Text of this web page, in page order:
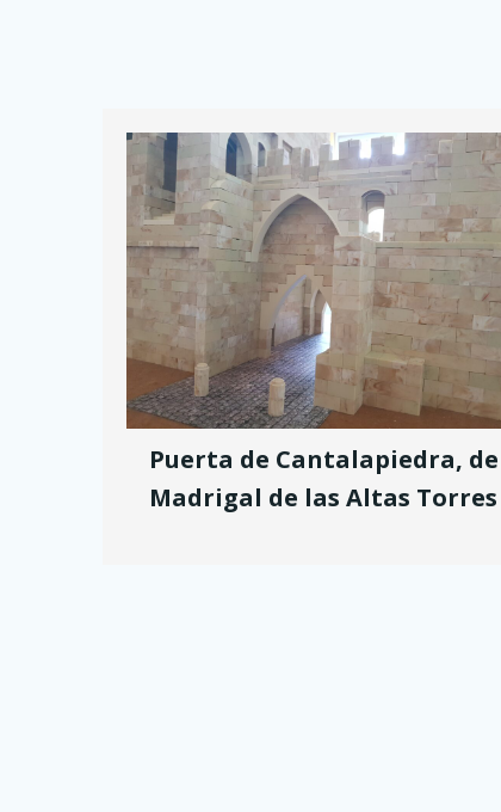
Puerta de Cantalapiedra, de
Madrigal de las Altas Torres